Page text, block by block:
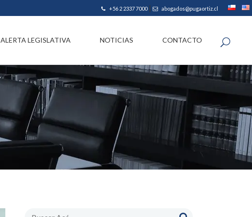
+56 2 2337 7000| abogados@pugaortiz.cl
ALERTA LEGISLATIVA NOTICIAS CONTACTO